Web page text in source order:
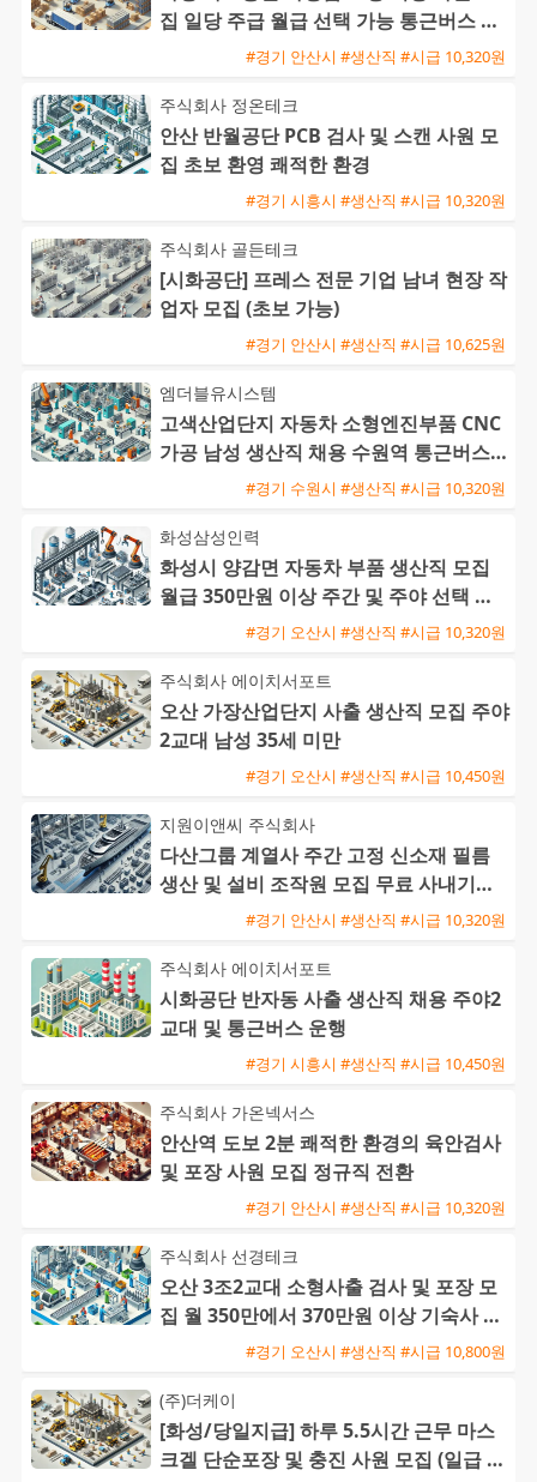
집 일당 주급 월급 선택 가능 통근버스 운
#경기 안산시 #생산직 #시급 10,320원
주식회사 정온테크
안산 반월공단 PCB 검사 및 스캔 사원 모
집 초보 환영 쾌적한 환경
#경기 시흥시 #생산직 #시급 10,320원
주식회사 골든테크
[시화공단] 프레스 전문 기업 남녀 현장 작
업자 모집 (초보 가능)
#경기 안산시 #생산직 #시급 10,625원
엠더블유시스템
고색산업단지 자동차 소형엔진부품 CNC
가공 남성 생산직 채용 수원역 통근버스
#경기 수원시 #생산직 #시급 10,320원
화성삼성인력
화성시 양감면 자동차 부품 생산직 모집
월급 350만원 이상 주간 및 주야 선택 가
능 초보 및 외국인 환영
#경기 오산시 #생산직 #시급 10,320원
주식회사 에이치서포트
오산 가장산업단지 사출 생산직 모집 주야
2교대 남성 35세 미만
#경기 오산시 #생산직 #시급 10,450원
지원이앤씨 주식회사
다산그룹 계열사 주간 고정 신소재 필름
생산 및 설비 조작원 모집 무료 사내기숙
#경기 안산시 #생산직 #시급 10,320원
주식회사 에이치서포트
시화공단 반자동 사출 생산직 채용 주야2
교대 및 통근버스 운행
#경기 시흥시 #생산직 #시급 10,450원
주식회사 가온넥서스
안산역 도보 2분 쾌적한 환경의 육안검사
및 포장 사원 모집 정규직 전환
#경기 안산시 #생산직 #시급 10,320원
주식회사 선경테크
오산 3조2교대 소형사출 검사 및 포장 모
집 월 350만에서 370만원 이상 기숙사 지
원 및 통근버스 운행
#경기 오산시 #생산직 #시급 10,800원
(주)더케이
[화성/당일지급] 하루 5.5시간 근무 마스
크겔 단순포장 및 충진 사원 모집 (일급 9